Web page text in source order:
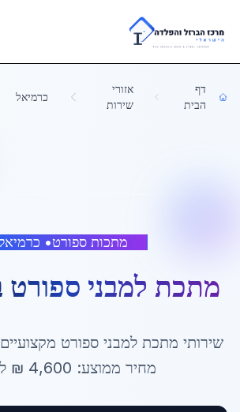
Skip to main content
דף
הבית
אזורי
שירות
כרמיאל
מתכות ספורט•
מתכת למבני ספורט
שירותי מתכת למבני ספורט
מחיר ממוצע: 4,600 ₪ ל